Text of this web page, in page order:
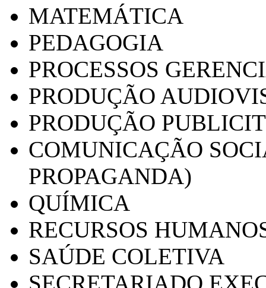
MATEMÁTICA
PEDAGOGIA
PROCESSOS
PRODUÇÃO
PRODUÇÃO
COMUNICAÇÃO
PROPAGANDA)
QUÍMICA
RECURSOS
SAÚDE COLETIVA
SECRETARIADO